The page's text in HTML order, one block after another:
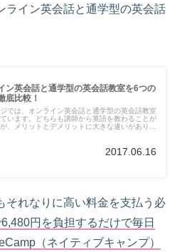
イン英会話と通学型の英会話
ン英会話と通学型の英会話教室を6つの
底比較！
では、オンライン英会話と通学型の英会話教室
います。どちらも講師から英語を教わることが
、メリットとデメリットに大きな違いがありま
2017.06.16
それなりに高い料金を支払う必
円を負担するだけで毎日
（ネイティブキャンプ）